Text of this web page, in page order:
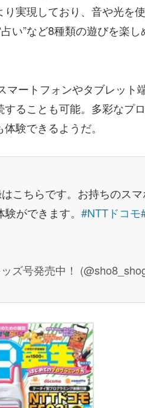
実現しており、音や光を
い”など8種類の遊びを楽し
マートフォンやタブレット
ることも可能。多彩なプ
験できるようだ。
こちらです。お持ちのス
ができます。 #NTTドコモ
ズ号発売中！